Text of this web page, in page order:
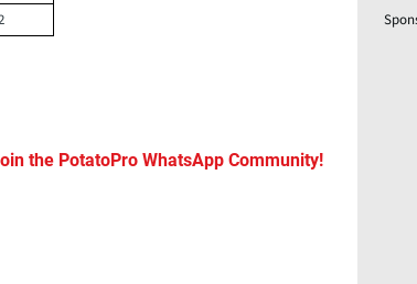
the PotatoPro WhatsApp Community!